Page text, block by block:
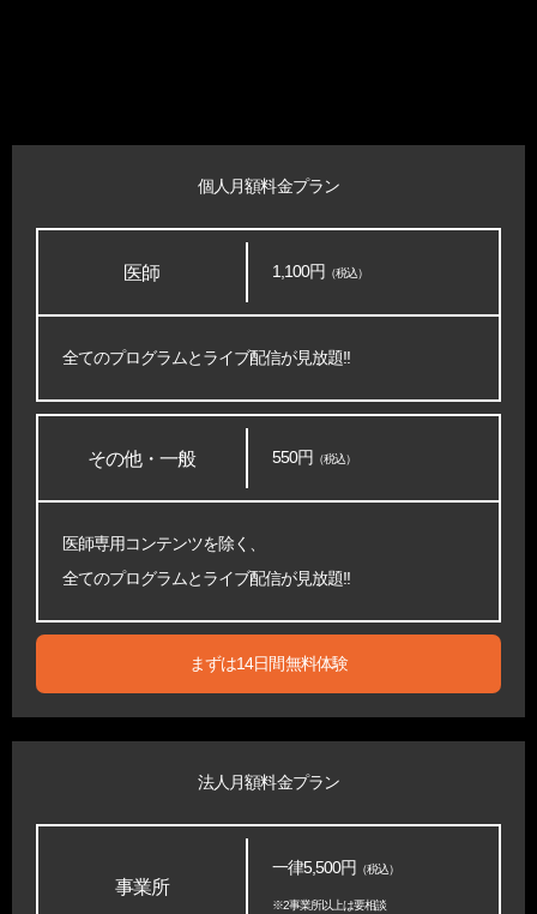
個人月額料金プラン
医師 1,100円 （税込）
全てのプログラムとライブ配信が見放題!!
その他・一般 550円 （税込）
医師専用コンテンツを除く、
全てのプログラムとライブ配信が見放題!!
まずは14日間無料体験
法人月額料金プラン
事業所
一律5,500円 （税込）
※2事業所以上は要相談